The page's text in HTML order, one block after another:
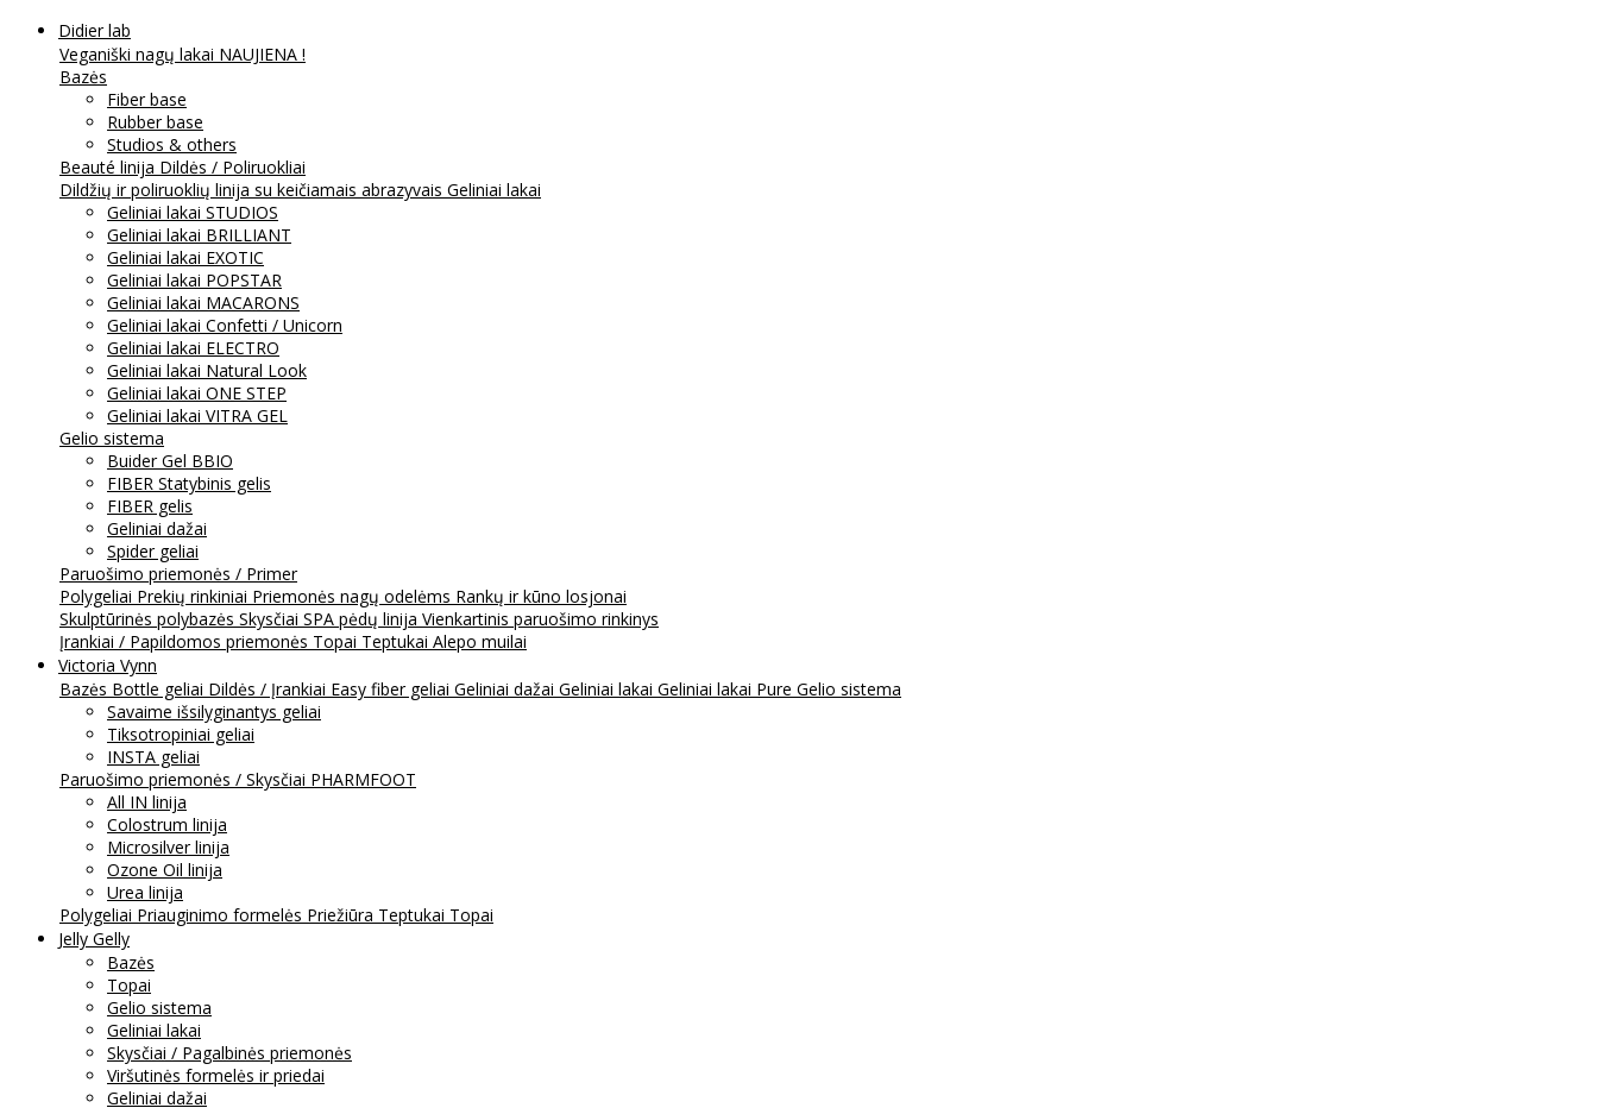
Didier lab
Veganiški nagų lakai NAUJIENA !
Bazės
Fiber base
Rubber base
Studios & others
Beauté linija Dildės / Poliruokliai
Dildžių ir poliruoklių linija su keičiamais abrazyvais Geliniai lakai
Geliniai lakai STUDIOS
Geliniai lakai BRILLIANT
Geliniai lakai EXOTIC
Geliniai lakai POPSTAR
Geliniai lakai MACARONS
Geliniai lakai Confetti / Unicorn
Geliniai lakai ELECTRO
Geliniai lakai Natural Look
Geliniai lakai ONE STEP
Geliniai lakai VITRA GEL
Gelio sistema
Buider Gel BBIO
FIBER Statybinis gelis
FIBER gelis
Geliniai dažai
Spider geliai
Paruošimo priemonės / Primer
Polygeliai Prekių rinkiniai Priemonės nagų odelėms Rankų ir kūno losjonai
Skulptūrinės polybazės Skysčiai SPA pėdų linija Vienkartinis paruošimo rinkinys
Įrankiai / Papildomos priemonės Topai Teptukai Alepo muilai
Victoria Vynn
Bazės Bottle geliai Dildės / Įrankiai Easy fiber geliai Geliniai dažai Geliniai lakai Geliniai lakai Pure Gelio sistema
Savaime išsilyginantys geliai
Tiksotropiniai geliai
INSTA geliai
Paruošimo priemonės / Skysčiai PHARMFOOT
All IN linija
Colostrum linija
Microsilver linija
Ozone Oil linija
Urea linija
Polygeliai Priauginimo formelės Priežiūra Teptukai Topai
Jelly Gelly
Bazės
Topai
Gelio sistema
Geliniai lakai
Skysčiai / Pagalbinės priemonės
Viršutinės formelės ir priedai
Geliniai dažai